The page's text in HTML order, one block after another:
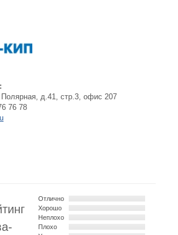
д.41, стр.3, офис 207
76 78
Отлично
Хорошо
Неплохо
Плохо